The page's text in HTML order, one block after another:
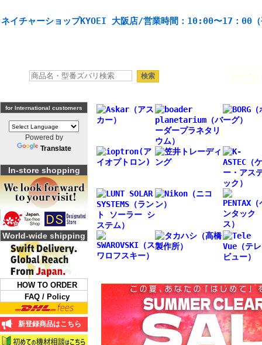
ネイチャーショップKYOEI 大阪店/営業時間：10:00〜17：00（
Seestar
for International customers
Powered by
Translate
In-store shopping
World-wide shipping
HOW TO ORDER
FAQ / Policy
新登録商品はこちら